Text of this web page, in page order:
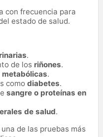
con frecuencia para
estado de salud.
.
de los riñones.
.
como diabetes.
sangre o proteínas en
de salud.
de las pruebas más